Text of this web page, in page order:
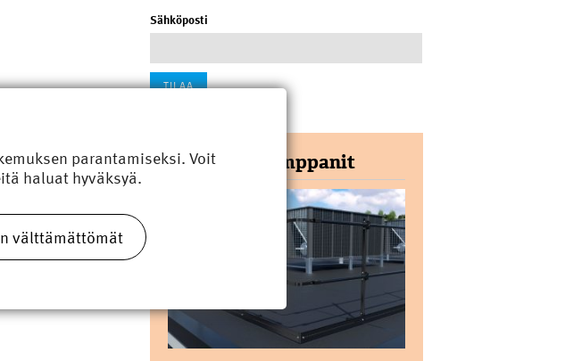
Sähköposti
Yhteistyökumppanit
parantamiseksi. Voit
haluat hyväksyä.
välttämättömät